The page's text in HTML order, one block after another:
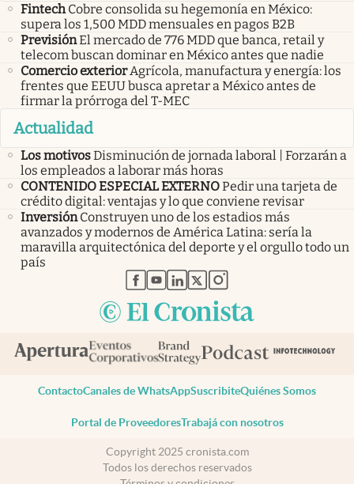
Fintech Cobre consolida su hegemonía en México:
supera los 1,500 MDD mensuales en pagos B2B
PrevisiónEl mercado de 776 MDD que banca, retail y
telecom buscan dominar en México antes que nadie
Comercio exterior Agrícola, manufactura y energía: los
frentes que EEUU busca apretar a México antes de
firmar la prórroga del T-MEC
Actualidad
Los motivosDisminución de jornada laboral | Forzarán a
los empleados a laborar más horas
CONTENIDO ESPECIAL EXTERNOPedir una tarjeta de
crédito digital: ventajas y lo que conviene revisar
Inversión Construyen uno de los estadios más
avanzados y modernos de América Latina: sería la
maravilla arquitectónica del deporte y el orgullo todo un
país
abre en nueva pestaña
abre en nueva pestaña
abre en nueva pestaña
abre en nueva pestaña
abre en nueva pestaña
ContactoCanales de WhatsAppSuscribiteQuiénes Somos
Portal de ProveedoresTrabajá con nosotros
Copyright 2025 cronista.com
Todos los derechos reservados